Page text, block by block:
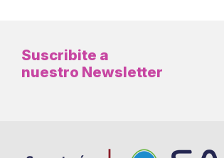
Suscribite a
nuestro Newsletter